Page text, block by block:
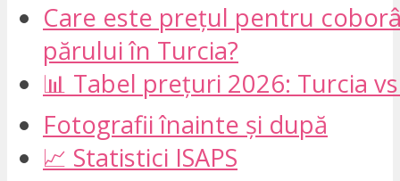
Care este prețul pentru
părului în Turcia?
📊 Tabel prețuri 2026: Turcia
Fotografii înainte și după
📈 Statistici ISAPS